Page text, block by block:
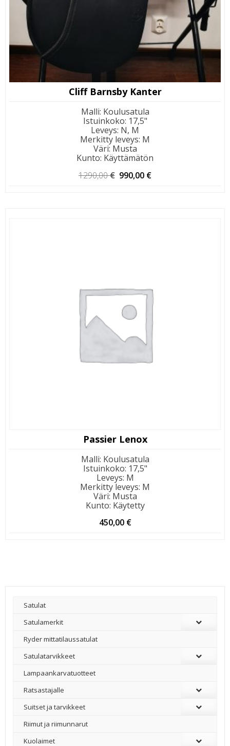
Cliff Barnsby Kanter
Malli: Koulusatula
Istuinkoko: 17,5"
Leveys: N, M
Merkitty leveys: M
Väri: Musta
Kunto: Käyttämätön
1290,00€ Alkuperäinen
990,00 €
Passier Lenox
Malli: Koulusatula
Istuinkoko: 17,5"
Leveys: M
Merkitty leveys: M
Väri: Musta
Kunto: Käytetty
450,00 €
Satulat
Satulamerkit
Ryder mittatilaussatulat
Satulatarvikkeet
–
Lampaankarvatuotteet
Ratsastajalle
Suitset ja tarvikkeet
Riimut ja riimunnarut
Kuolaimet